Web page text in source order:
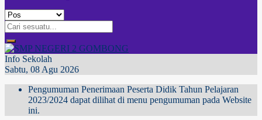
Info Sekolah
Sabtu, 08 Agu 2026
Pengumuman Penerimaan Peserta Didik Tahun Pelajaran
2023/2024 dapat dilihat di menu pengumuman pada Website
ini.